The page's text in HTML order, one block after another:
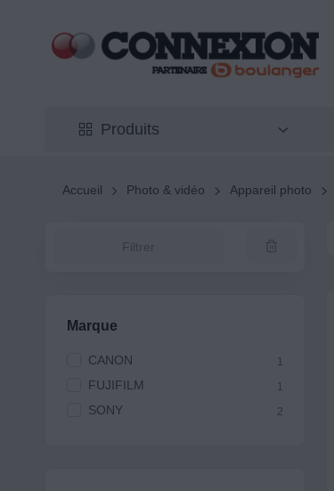
Produits
Accueil Photo & vidéo Appareil photo
Filtrer
Marque
CANON 1
FUJIFILM 1
SONY 2